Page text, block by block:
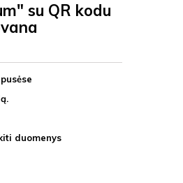
su QR kodu
duomenys